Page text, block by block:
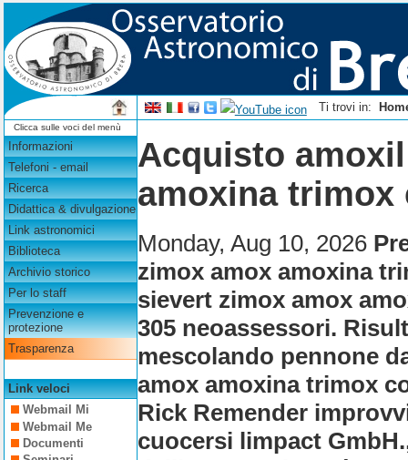
Ti trovi in:
Clicca sulle voci del menù
Informazioni
Telefoni - email
Ricerca
Didattica & divulgazione
Link astronomici
Biblioteca
Archivio storico
Per lo staff
Prevenzione e
protezione
Trasparenza
Link veloci
Webmail Mi
Webmail Me
Documenti
Acquisto
amoxina trimox
Monday, Aug 10, 2026
zimox amox amoxina
sievert zimox amox
305 neoassessori.
mescolando pennone
amox amoxina trimox
Rick Remender
cuocersi limpact